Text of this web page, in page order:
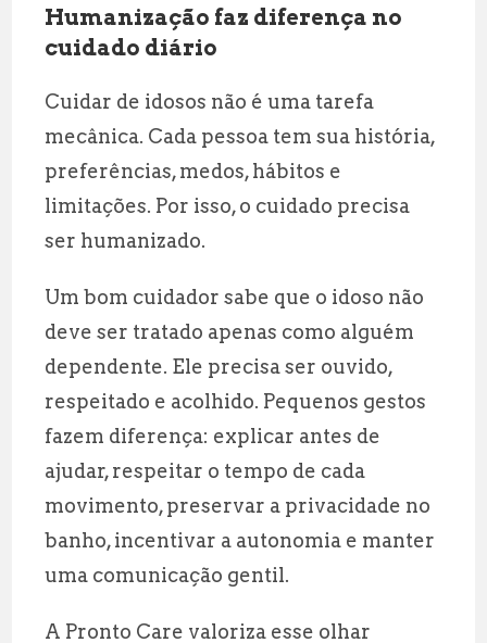
Humanização faz diferença no
cuidado diário
Cuidar de idosos não é uma tarefa
mecânica. Cada pessoa tem sua história,
preferências, medos, hábitos e
limitações. Por isso, o cuidado precisa
ser humanizado.
Um bom cuidador sabe que o idoso não
deve ser tratado apenas como alguém
dependente. Ele precisa ser ouvido,
respeitado e acolhido. Pequenos gestos
fazem diferença: explicar antes de
ajudar, respeitar o tempo de cada
movimento, preservar a privacidade no
banho, incentivar a autonomia e manter
uma comunicação gentil.
A Pronto Care valoriza esse olhar